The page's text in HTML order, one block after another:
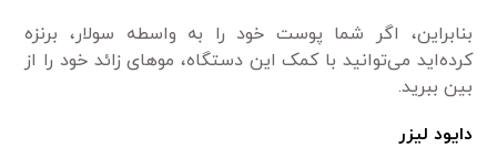
بنابراین، اگر شما پوست خود را به واسطه سولار، برنزه
کرده‌اید می‌توانید با کمک این دستگاه، مو‌های زائد خود را از
بین ببرید.
دایود لیزر